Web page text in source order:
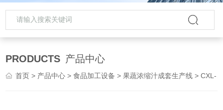
PRODUCTS 产品中心
首页 > 产品中心 >食品加工设备 >果蔬浓缩汁成套生产线 > CXL-GZ水果果汁加工设备 果蔬浓缩汁成套生产线